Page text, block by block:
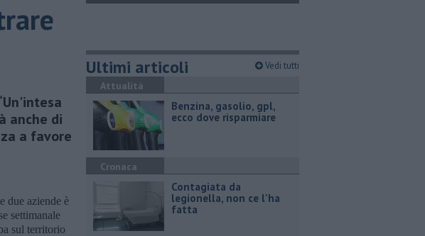
anche di
a favore
due aziende è
settimanale
sul territorio
Ultimi articoli Vedi tutti
Attualità
​Benzina, gasolio, gpl,
ecco dove risparmiare
Cronaca
Contagiata da
legionella, non ce l'ha
fatta